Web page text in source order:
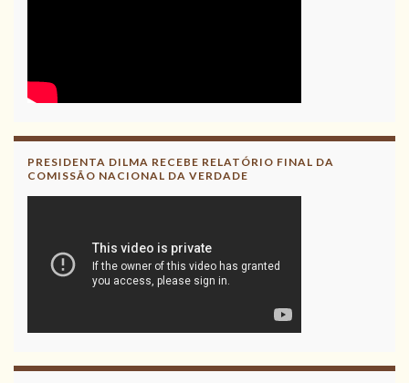
PRESIDENTA DILMA RECEBE RELATÓRIO FINAL DA
COMISSÃO NACIONAL DA VERDADE